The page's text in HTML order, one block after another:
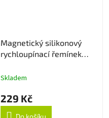
Magnetický silikonový
rychloupínací řemínek
Skladem
229 Kč
Do košíku